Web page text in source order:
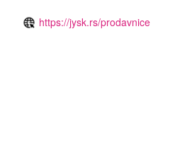
https://jysk.rs/prodavnice